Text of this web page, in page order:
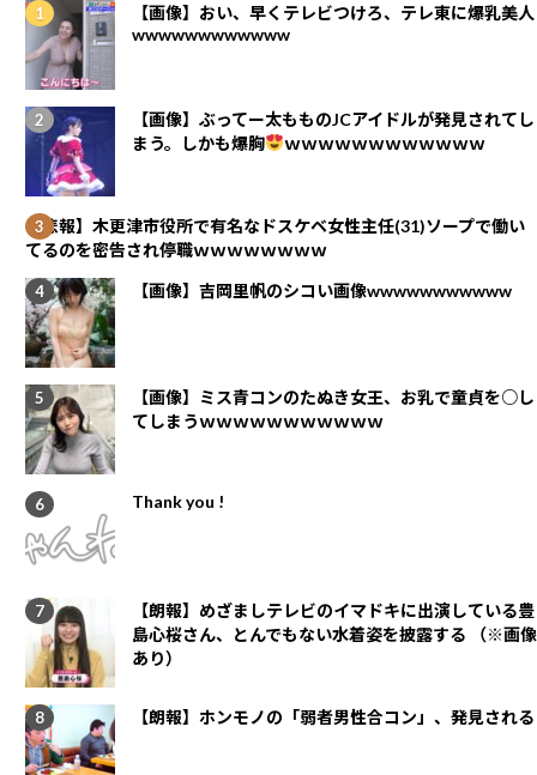
【画像】おい、早くテレビつけろ、テレ東に爆乳美人
wwwwwwwwwwww
【画像】ぶってー太もものJCアイドルが発見されてし
まう。しかも爆胸
ｗｗｗｗｗｗｗｗｗｗｗｗ
【悲報】木更津市役所で有名なドスケベ女性主任(31)ソープで働い
てるのを密告され停職ｗｗｗｗｗｗｗｗ
【画像】吉岡里帆のシコい画像wwwwwwwwwww
【画像】ミス青コンのたぬき女王、お乳で童貞を○し
てしまうｗｗｗｗｗｗｗｗｗｗｗ
Thank you !
【朗報】めざましテレビのイマドキに出演している豊
島心桜さん、とんでもない水着姿を披露する （※画像
あり）
【朗報】ホンモノの「弱者男性合コン」、発見される